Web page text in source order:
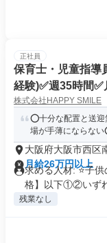
正社員
保育士・児童指導
経験)✅週35時間
W7日❣夏8日❣冬9
ビス
株式会社HAPPY SMILE
⭕十分な配置と送
場が手薄にならない
大阪府大阪市西区
月給26万円以上
求める人材: ⭐子
格】以下①②いず
残業なし